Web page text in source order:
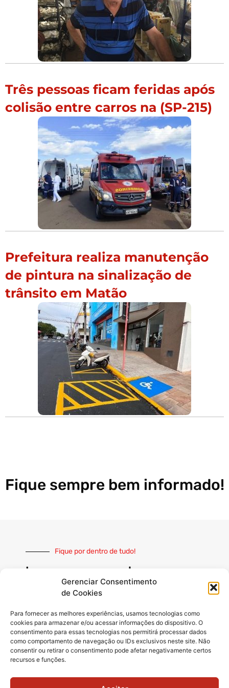
Gerenciar Consentimento
de Cookies
Para fornecer as melhores experiências, usamos tecnologias como
cookies para armazenar e/ou acessar informações do dispositivo. O
consentimento para essas tecnologias nos permitirá processar dados
como comportamento de navegação ou IDs exclusivos neste site. Não
consentir ou retirar o consentimento pode afetar negativamente certos
recursos e funções.
Três pessoas ficam feridas após
colisão entre carros na (SP-215)
Prefeitura realiza manutenção
de pintura na sinalização de
trânsito em Matão
Fique sempre bem informado!
Fique por dentro de tudo!
Inscreva-se e receba nossas
notícias sempre atualizadas
INSCREVER